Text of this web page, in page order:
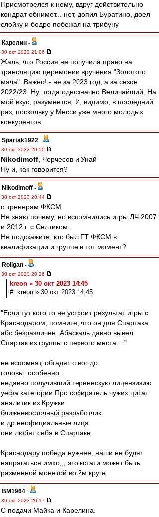
Присмотрелся к нему, вдруг действительно
кондрат обнимет... нет, допил Буратино, доел
слойку и бодро побежал на трибуну
Карелин -
30 окт 2023 21:06
Жаль, что Россия не получила право на
трансляцию церемонии вручения "Золотого
мяча". Важно! - не за 2023 год, а за сезон
2022/23. Ну, тогда однозначно Величайший. На
мой вкус, разумеется. И, видимо, в последний
раз, поскольку у Месси уже много молодых
конкурентов.
Spartak1922 -
30 окт 2023 20:50
Nikodimoff , Черчесов и Унай
Ну и, как говорится?
Nikodimoff -
30 окт 2023 20:44
о тренерам ФКСМ
Не знаю почему, но вспомнились игры ЛЧ 2007
и 2012 г. с Селтиком.
Не подскажите, кто был ГТ ФКСМ в
квалификации и группе в тот момент?
Roligan -
30 окт 2023 20:26
kreon » 30 окт 2023 14:45
# kreon » 30 окт 2023 14:45
"Если тут кого то не устроит результат игры с
Краснодаром, помните, что он для Спартака
абс безразличен. Абаскаль давно вывел
Спартак из группы с первого места... "
не вспомнят, обгадят с ног до
головы..особенно:
недавно получивший теренескую лицензизию
уефа категории Про собиратель чужих цитат
аналитик из Кружки
ближневосточный разработчик
и др неофициальные лица
они любят себя в Спартаке
Краснодару победа нужнее, наши не будят
напрягаться имхо,,, это кстати может быть
разменной монетой во 2м круге.
BM1964 -
30 окт 2023 20:17
С подачи Майка и Карелина.